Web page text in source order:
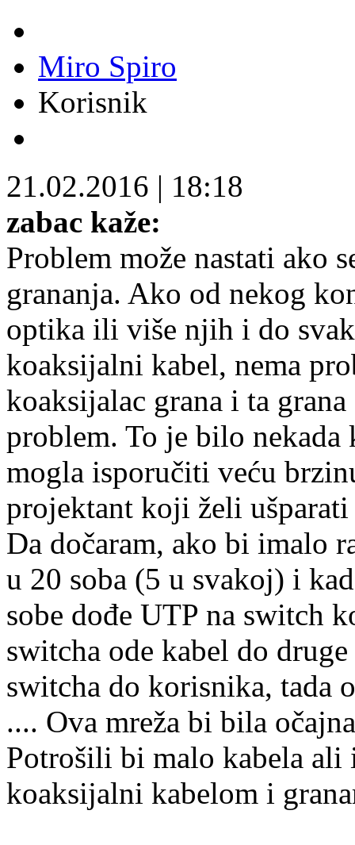
Miro Spiro
Korisnik
21.02.2016 | 18:18
zabac kaže:
Problem može nastati ako
grananja. Ako od nekog
optika ili više njih i do
koaksijalni kabel, nema
koaksijalac grana i ta grana
problem. To je bilo nekada
mogla isporučiti veću
projektant koji želi ušparati
Da dočaram, ako bi imalo
u 20 soba (5 u svakoj) i
sobe dođe UTP na switch
switcha ode kabel do
switcha do korisnika, tada
.... Ova mreža bi bila
Potrošili bi malo kabela ali
koaksijalni kabelom i